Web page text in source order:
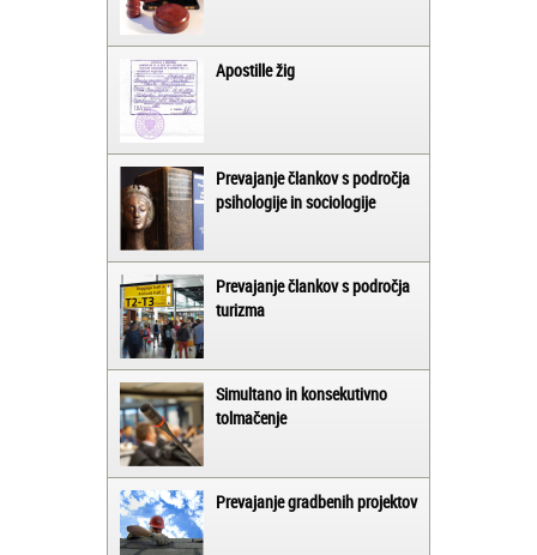
Apostille žig
Prevajanje člankov s področja
psihologije in sociologije
Prevajanje člankov s področja
turizma
Simultano in konsekutivno
tolmačenje
Prevajanje gradbenih projektov